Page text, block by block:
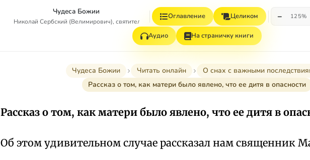
Чудеса Божии
Николай Сербский (Велимирович), святитель
Оглавление Целиком − 125%
Аудио На страничку книги
Чудеса Божии Читать онлайн
О снах с важными
Рассказ о том, как матери было явлено, что ее дитя в опасности
Рассказ о том, как матери было явлено, что ее дитя в
Об этом удивительном случае рассказал нам священник